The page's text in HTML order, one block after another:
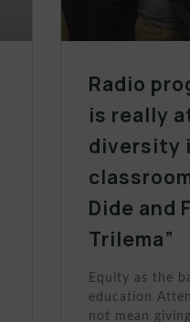
Radio
is really
diversity
Dide and
Trilema”
Equity as the
education
not mean